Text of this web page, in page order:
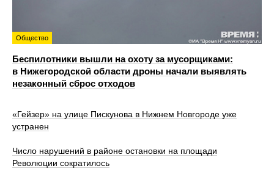
Общество
Беспилотники вышли на охоту за мусорщиками:
в Нижегородской области дроны начали выявлять
незаконный сброс отходов
«Гейзер» на улице Пискунова в Нижнем Новгороде уже
устранен
Число нарушений в районе остановки на площади
Революции сократилось